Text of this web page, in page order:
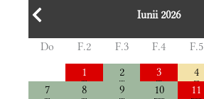
Iunii 2026
Do F.2 F.3 F.4 F.5
1
2 3 4
7
8 9 10 11